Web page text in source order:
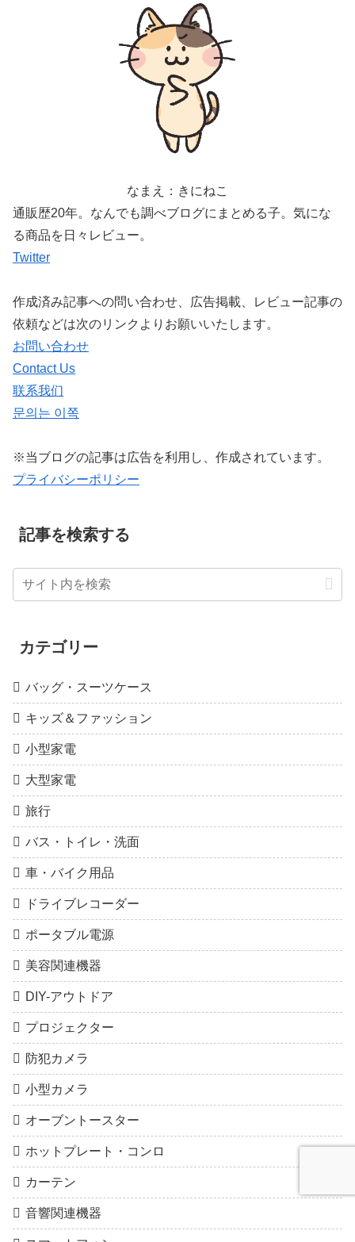
なまえ：きにねこ
通販歴20年。なんでも調べブログにまとめる子。気にな
る商品を日々レビュー。
Twitter
作成済み記事への問い合わせ、広告掲載、レビュー記事の
依頼などは次のリンクよりお願いいたします。
お問い合わせ
Contact Us
联系我们
문의는 이쪽
※当ブログの記事は広告を利用し、作成されています。
プライバシーポリシー
記事を検索する
カテゴリー
バッグ・スーツケース
キッズ＆ファッション
小型家電
大型家電
旅行
バス・トイレ・洗面
車・バイク用品
ドライブレコーダー
ポータブル電源
美容関連機器
DIY-アウトドア
プロジェクター
防犯カメラ
小型カメラ
オーブントースター
ホットプレート・コンロ
カーテン
音響関連機器